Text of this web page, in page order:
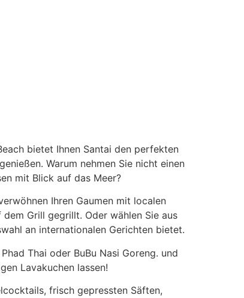
bietet Ihnen Santai den perfekten
Warum nehmen Sie nicht einen
mit Blick auf das Meer?
Ihren Gaumen mit localen
Grill gegrillt. Oder wählen Sie aus
an internationalen Gerichten bietet.
Thai oder BuBu Nasi Goreng. und
Lavakuchen lassen!
frisch gepressten Säften,